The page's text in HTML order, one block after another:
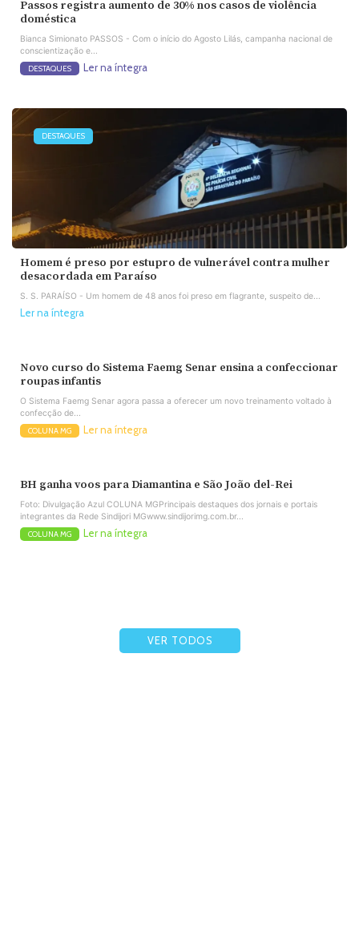
Passos registra aumento de 30% nos casos de violência
doméstica
Bianca Simionato PASSOS - Com o início do Agosto Lilás, campanha nacional de
conscientização e...
DESTAQUES Ler na íntegra
DESTAQUES
Homem é preso por estupro de vulnerável contra mulher
desacordada em Paraíso
S. S. PARAÍSO - Um homem de 48 anos foi preso em flagrante, suspeito de...
Ler na íntegra
Novo curso do Sistema Faemg Senar ensina a confeccionar
roupas infantis
O Sistema Faemg Senar agora passa a oferecer um novo treinamento voltado à
confecção de...
COLUNA MG Ler na íntegra
BH ganha voos para Diamantina e São João del-Rei
Foto: Divulgação Azul COLUNA MGPrincipais destaques dos jornais e portais
integrantes da Rede Sindijori MGwww.sindijorimg.com.br...
COLUNA MG Ler na íntegra
VER TODOS